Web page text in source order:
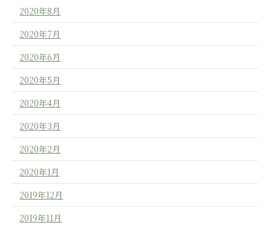
2020年8月
2020年7月
2020年6月
2020年5月
2020年4月
2020年3月
2020年2月
2020年1月
2019年12月
2019年11月